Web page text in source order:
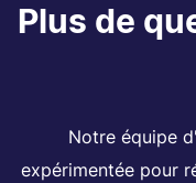
Plus de
Notre équipe
expérimentée pour